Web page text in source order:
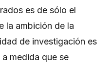
es de sólo el
la ambición de la
de investigación es
medida que se